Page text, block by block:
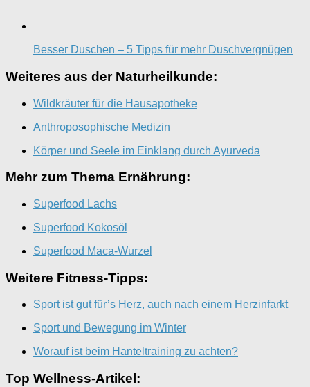
Besser Duschen – 5 Tipps für mehr Duschvergnügen
Weiteres aus der Naturheilkunde:
Wildkräuter für die Hausapotheke
Anthroposophische Medizin
Körper und Seele im Einklang durch Ayurveda
Mehr zum Thema Ernährung:
Superfood Lachs
Superfood Kokosöl
Superfood Maca-Wurzel
Weitere Fitness-Tipps:
Sport ist gut für’s Herz, auch nach einem Herzinfarkt
Sport und Bewegung im Winter
Worauf ist beim Hanteltraining zu achten?
Top Wellness-Artikel: